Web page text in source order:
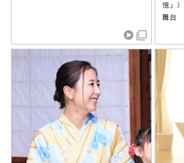
憶」）
舞台